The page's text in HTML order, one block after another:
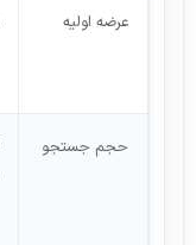
عرضه اولیه
حجم جستجو